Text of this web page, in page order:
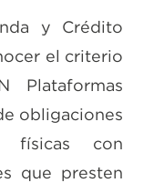
y Crédito
el criterio
Plataformas
obligaciones
físicas con
que presten